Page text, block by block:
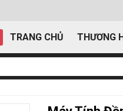
TRANG CHỦ THƯƠNG